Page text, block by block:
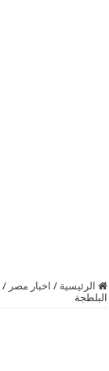
الرئيسية / اخبار مصر /
البلطجة